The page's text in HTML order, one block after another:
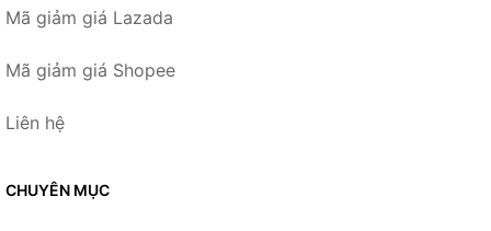
Mã giảm giá Lazada
Mã giảm giá Shopee
Liên hệ
CHUYÊN MỤC